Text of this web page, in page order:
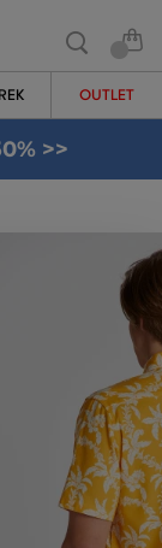
OUTLET
>>